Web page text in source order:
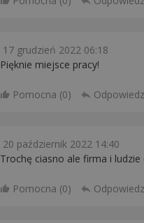
17 grudzień 2022 06:18
Pięknie miejsce pracy!
Pomocna (0) Odpowiedz
20 październik 2022 14:40
Trochę ciasno ale firma i ludzie
Pomocna (0) Odpowiedz